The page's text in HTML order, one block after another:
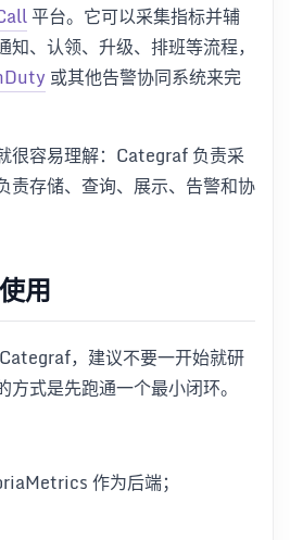
平台。它可以采集指标并辅
、认领、升级、排班等流程，
或其他告警协同系统来完
很容易理解：Categraf 负责采
责存储、查询、展示、告警和协
用
，建议不要一开始就研
式是先跑通一个最小闭环。
作为后端；